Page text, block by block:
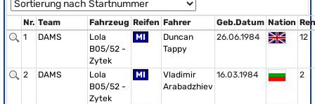
Nr. Team Fahrzeug Reifen Fahrer Geb.Datum Nation
1
DAMS
Lola
B05/52 -
Zytek
MI
Duncan
Tappy
26.06.1984 12
2 DAMS
Lola
B05/52 -
Zytek
MI
Vladimir
Arabadzhiev
16.03.1984 2